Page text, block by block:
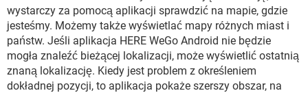
wystarczy za pomocą aplikacji sprawdzić na mapie, gdzie
jesteśmy. Możemy także wyświetlać mapy różnych miast i
państw. Jeśli aplikacja HERE WeGo Android nie będzie
mogła znaleźć bieżącej lokalizacji, może wyświetlić ostatnią
znaną lokalizację. Kiedy jest problem z określeniem
dokładnej pozycji, to aplikacja pokaże szerszy obszar, na